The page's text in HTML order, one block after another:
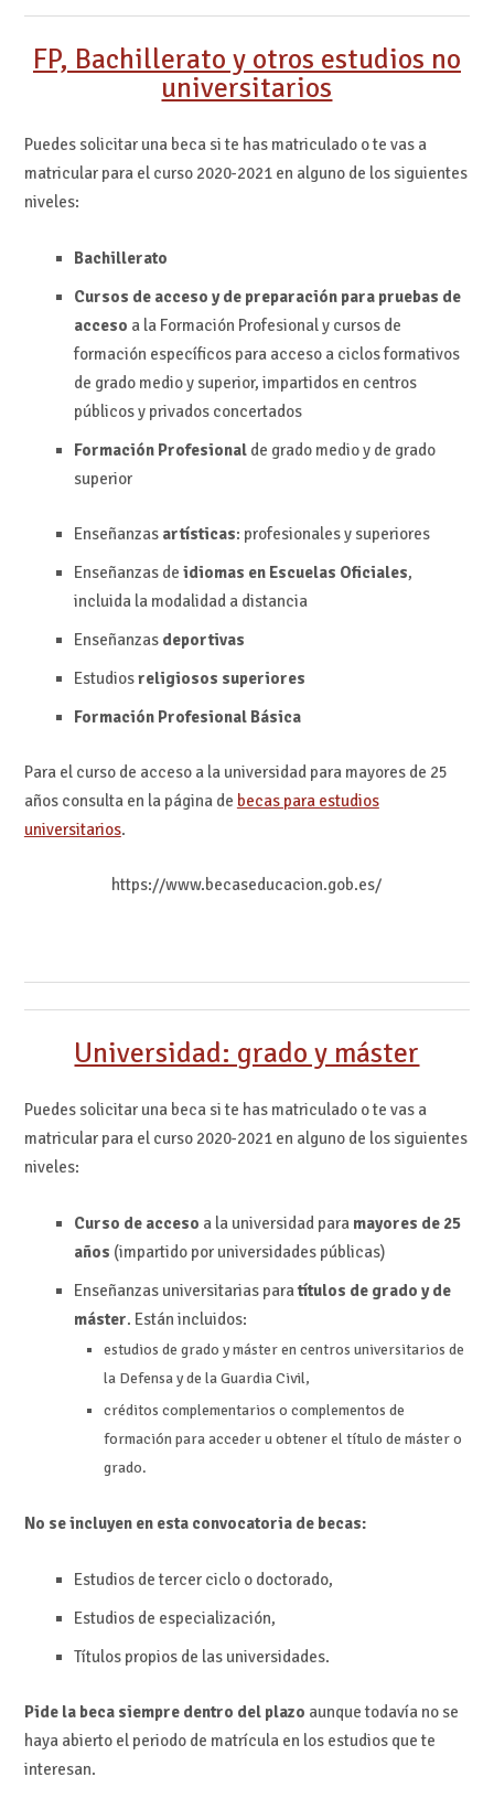
FP, Bachillerato y otros estudios no
universitarios
Puedes solicitar una beca si te has matriculado o te vas a
matricular para el curso 2020-2021 en alguno de los siguientes
niveles:
Bachillerato
Cursos de acceso y de preparación para pruebas de
acceso a la Formación Profesional y cursos de
formación específicos para acceso a ciclos formativos
de grado medio y superior, impartidos en centros
públicos y privados concertados
Formación Profesionalde grado medio y de grado
superior
Enseñanzas artísticas: profesionales y superiores
Enseñanzas de idiomas en Escuelas Oficiales,
incluida la modalidad a distancia
Enseñanzas deportivas
Estudiosreligiosos superiores
Formación Profesional Básica
Para el curso de acceso a la universidad para mayores de 25
años consulta en la página de becas para estudios
universitarios.
https://www.becaseducacion.gob.es/
Universidad: grado y máster
Puedes solicitar una beca si te has matriculado o te vas a
matricular para el curso 2020-2021 en alguno de los siguientes
niveles:
Curso de acceso a la universidad para mayores de 25
años (impartido por universidades públicas)
Enseñanzas universitarias paratítulos de grado y de
máster. Están incluidos:
estudios de grado y máster en centros universitarios de
la Defensa y de la Guardia Civil,
créditos complementarios o complementos de
formación para acceder u obtener el título de máster o
grado.
No se incluyen en esta convocatoria de becas:
Estudios de tercer ciclo o doctorado,
Estudios de especialización,
Títulos propios de las universidades.
Pide la beca siempre dentro del plazo aunque todavía no se
haya abierto el periodo de matrícula en los estudios que te
interesan.